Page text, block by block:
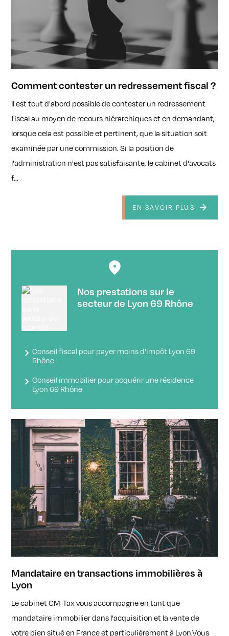
Comment contester un redressement fiscal ?
Il est tout d'abord possible de contester un redressement
fiscal au moyen de recours hiérarchiques et en demandant,
lorsque cela est possible et pertinent, que la situation soit
examinée par une commission. Si la position de
l'administration n'est pas satisfaisante, le cabinet d'avocats
f...
EN SAVOIR PLUS
Nos prestations sur le
secteur de Lyon 69 Rhône
Conseil fiscal pour payer moins d'impôt Lyon 69
Rhône
Conseil immobilier pour acquérir une résidence
Lyon 69 Rhône
Mandataire en transactions immobilières à
Lyon
Le cabinet CM-Tax vous accompagne en tant que
mandataire immobilier dans l'acquisition et la vente de
votre bien situé en France et particulièrement à Lyon.Vous